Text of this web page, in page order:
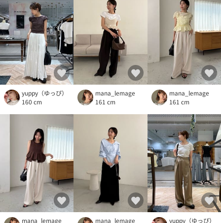
yuppy（ゆっぴ）
160 cm
mana_lemage
161 cm
mana_lemage
161 cm
mana_lemage
mana_lemage
yuppy（ゆっぴ）